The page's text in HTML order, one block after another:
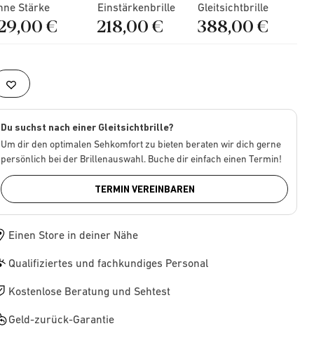
Stärke
€
Einstärkenbrille
218,00 €
Gleitsichtbrille
388,00 €
Du suchst nach einer Gleitsichtbrille?
Um dir den optimalen Sehkomfort zu bieten beraten wir dich gerne
persönlich bei der Brillenauswahl. Buche dir einfach einen Termin!
TERMIN VEREINBAREN
Einen Store in deiner Nähe
Qualifiziertes und fachkundiges Personal
Kostenlose Beratung und Sehtest
Geld-zurück-Garantie